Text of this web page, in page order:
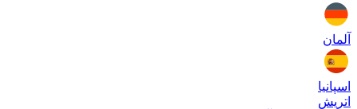
آلمان
اسپانیا
اتریش